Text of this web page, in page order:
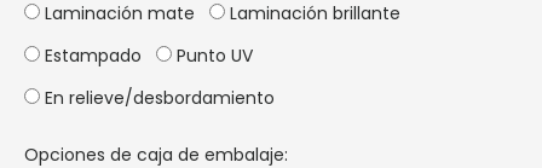
Laminación mate
Laminación brillante
Estampado
Punto UV
En relieve/desbordamiento
Opciones de caja de embalaje: